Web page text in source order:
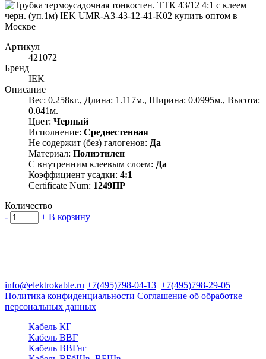
Артикул
421072
Бренд
IEK
Описание
Вес: 0.258кг., Длина: 1.117м., Ширина: 0.0995м., Высота:
0.041м.
Цвет: Черный
Исполнение: Среднестенная
Не содержит (без) галогенов: Да
Материал: Полиэтилен
С внутренним клеевым слоем: Да
Коэффициент усадки: 4:1
Certificate Num: 1249ПР
Количество
-
+ В корзину
info@elektrokable.ru +7(495)798-04-13 +7(495)798-29-05
Политика конфиденциальности Соглашение об обработке
персональных данных
Кабель КГ
Кабель ВВГ
Кабель ВВГнг